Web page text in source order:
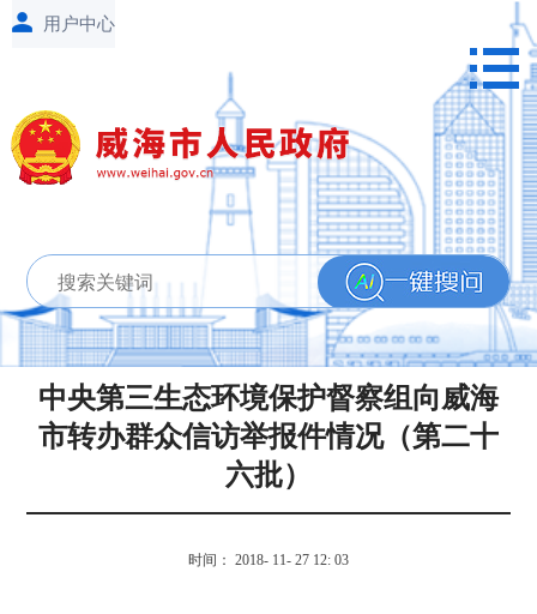
中央第三生态环境保护督察组向威海
市转办群众信访举报件情况（第二十
六批）
时间： 2018- 11- 27 12: 03